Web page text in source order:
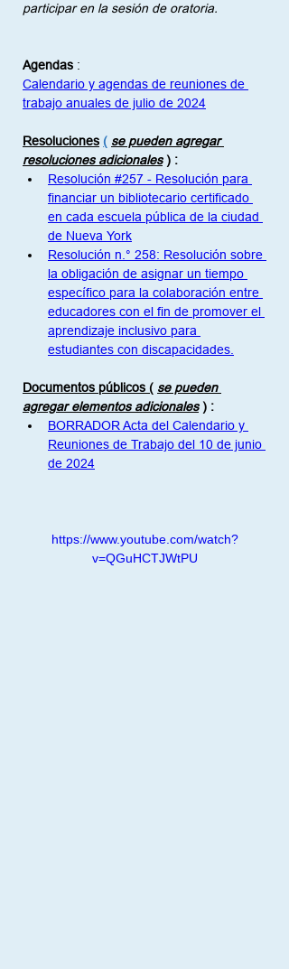
participar en la sesión de oratoria.
Agendas :
Calendario y agendas de reuniones de
trabajo anuales de julio de 2024
Resoluciones ( se pueden agregar
resoluciones adicionales ) :
Resolución #257 - Resolución para
financiar un bibliotecario certificado
en cada escuela pública de la ciudad
de Nueva York
Resolución n.° 258: Resolución sobre
la obligación de asignar un tiempo
específico para la colaboración entre
educadores con el fin de promover el
aprendizaje inclusivo para
estudiantes con discapacidades.
Documentos públicos ( se pueden
agregar elementos adicionales ) :
BORRADOR Acta del Calendario y
Reuniones de Trabajo del 10 de junio
de 2024
https://www.youtube.com/watch?
v=QGuHCTJWtPU